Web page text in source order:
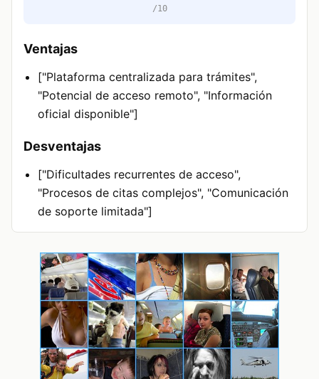
/10
Ventajas
["Plataforma centralizada para trámites",
"Potencial de acceso remoto", "Información
oficial disponible"]
Desventajas
["Dificultades recurrentes de acceso",
"Procesos de citas complejos", "Comunicación
de soporte limitada"]